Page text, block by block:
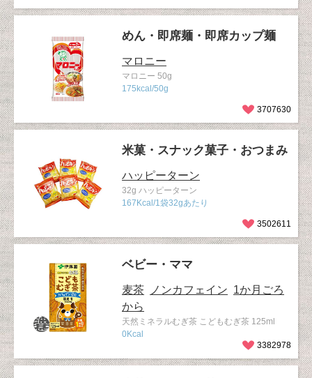
めん・即席麺・即席カップ麺
マロニー
マロニー 50g
175kcal/50g
3707630
米菓・スナック菓子・おつまみ
ハッピーターン
32g ハッピーターン
167Kcal/1袋32gあたり
3502611
ベビー・ママ
麦茶 ノンカフェイン 1か月ごろ
から
天然ミネラルむぎ茶 こどもむぎ茶 125ml
0Kcal
3382978